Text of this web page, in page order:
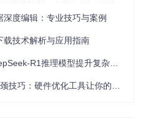
深度编辑：专业技巧与案例
载技术解析与应用指南